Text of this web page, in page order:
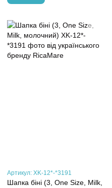
Артикул: XK-12*-*3191
Шапка біні (3, One Size, Milk,